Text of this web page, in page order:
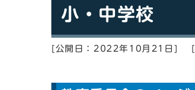
小・中学校
[公開日：2022年10月21日]